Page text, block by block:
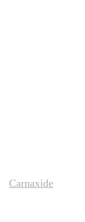
Carnaxide